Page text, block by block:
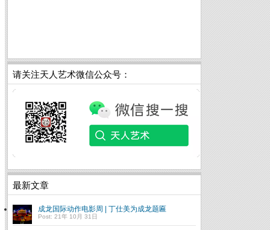
请关注天人艺术微信公众号：
最新文章
成龙国际动作电影周 | 丁仕美为成龙题匾
Post: 21年 10月 31日